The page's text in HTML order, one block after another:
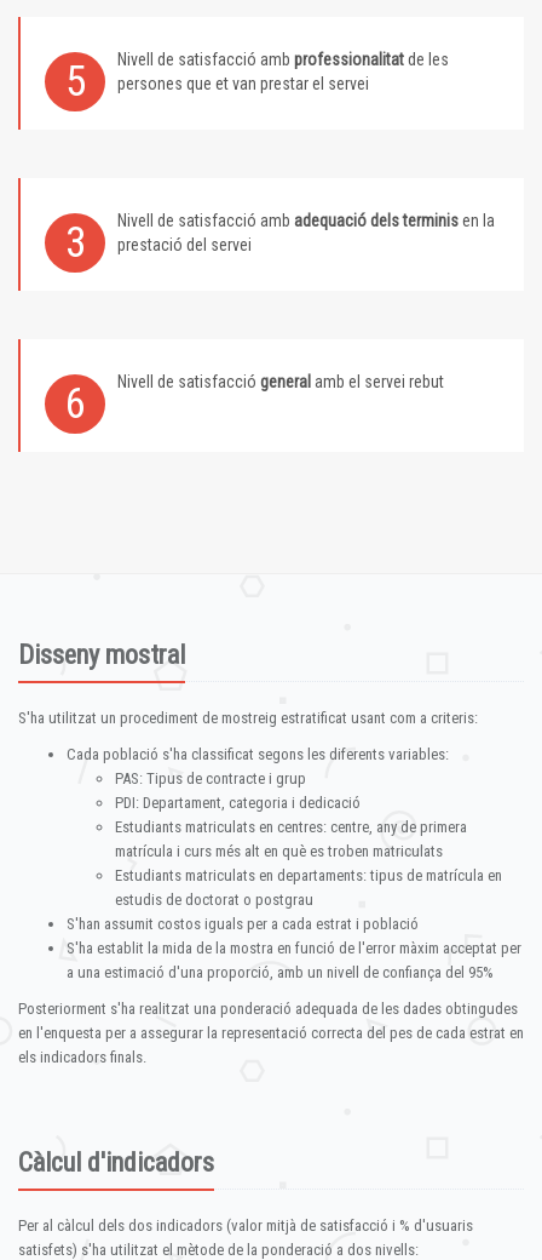
5 Nivell de satisfacció amb professionalitatde les
persones que et van prestar el servei
3 Nivell de satisfacció amb adequació dels terminisen la
prestació del servei
6 Nivell de satisfacció general amb el servei rebut
Disseny mostral
S'ha utilitzat un procediment de mostreig estratificat usant com a criteris:
Cada població s'ha classificat segons les diferents variables:
PAS: Tipus de contracte i grup
PDI: Departament, categoria i dedicació
Estudiants matriculats en centres: centre, any de primera
matrícula i curs més alt en què es troben matriculats
Estudiants matriculats en departaments: tipus de matrícula en
estudis de doctorat o postgrau
S'han assumit costos iguals per a cada estrat i població
S'ha establit la mida de la mostra en funció de l'error màxim acceptat per
a una estimació d'una proporció, amb un nivell de confiança del 95%
Posteriorment s'ha realitzat una ponderació adequada de les dades obtingudes
en l'enquesta per a assegurar la representació correcta del pes de cada estrat en
els indicadors finals.
Càlcul d'indicadors
Per al càlcul dels dos indicadors (valor mitjà de satisfacció i % d'usuaris
satisfets) s'ha utilitzat el mètode de la ponderació a dos nivells: